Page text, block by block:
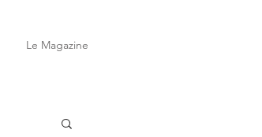
Le Magazine